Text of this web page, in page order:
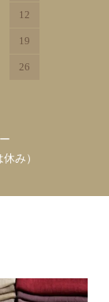
12
19
26
み）